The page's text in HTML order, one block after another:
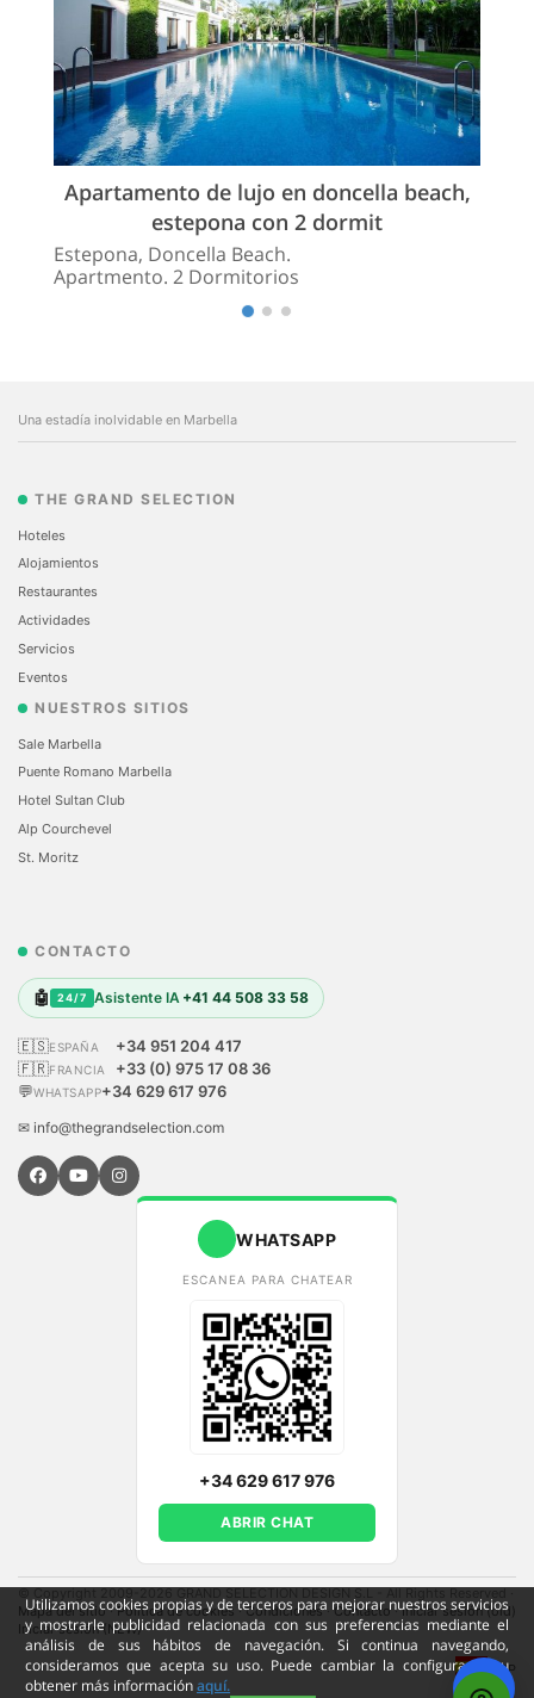
Apartamento de lujo en doncella beach,
estepona con 2 dormit
Estepona, Doncella Beach.
Apartmento. 2 Dormitorios
Utilizamos cookies propias y de terceros para mejorar nuestros servicios
y mostrarle publicidad relacionada con sus preferencias mediante el
análisis de sus hábitos de navegación. Si continua navegando,
consideramos que acepta su uso. Puede cambiar la configuración u
obtener más informaciónaquí.
Una estadía inolvidable en Marbella
THE GRAND SELECTION
Hoteles
Alojamientos
Restaurantes
Actividades
Servicios
Eventos
NUESTROS SITIOS
Sale Marbella
Puente Romano Marbella
Hotel Sultan Club
Alp Courchevel
St. Moritz
CONTACTO
🤖 24/7 Asistente IA +41 44 508 33 58
🇪🇸ESPAÑA
+34 951 204 417
🇫🇷FRANCIA
+33 (0) 975 17 08 36
💬WHATSAPP+34 629 617 976
✉ info@thegrandselection.com
WHATSAPP
ESCANEA PARA CHATEAR
+34 629 617 976
ABRIR CHAT
Mapa del sitio·Política de cookies ·Condiciones ·Contacto ·Iniciar sesión (old)
Iniciar sesión (NEW)
ESP